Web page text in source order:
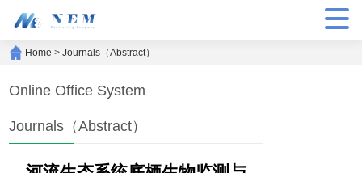
Home >Journals（Abstract）
Online Office System
Journals（Abstract）